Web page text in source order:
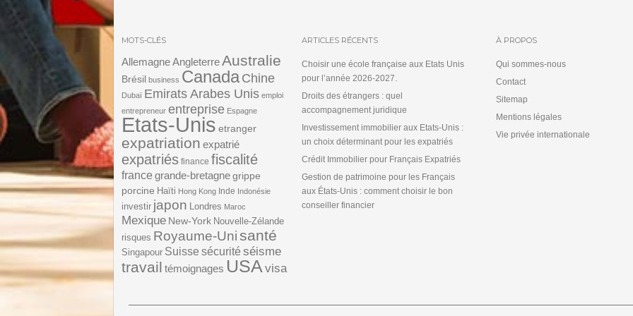
MOTS-CLÉS
AllemagneAngleterreAustralie
Brésil business CanadaChine
Dubaï Emirats Arabes Unis emploi
entrepreneur entreprise Espagne
Etats-Unis etranger
expatriation expatrié
expatriés finance fiscalité
france grande-bretagnegrippe
porcine Haïti Hong Kong Inde Indonésie
investir japon Londres Maroc
Mexique New-York Nouvelle-Zélande
risques Royaume-Unisanté
Singapour Suisse sécurité séisme
travail témoignages USA visa
ARTICLES RÉCENTS
Choisir une école française aux Etats Unis
pour l’année 2026-2027.
Droits des étrangers : quel
accompagnement juridique
Investissement immobilier aux Etats-Unis :
un choix déterminant pour les expatriés
Crédit Immobilier pour Français Expatriés
Gestion de patrimoine pour les Français
aux États-Unis : comment choisir le bon
conseiller financier
À PROPOS
Qui sommes-nous
Contact
Sitemap
Mentions légales
Vie privée internationale